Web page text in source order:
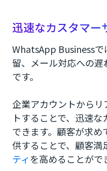
迅速なカスタマー
WhatsApp Business
留、メール対応への
です。
企業アカウントから
トすることで、迅速
できます。顧客が求
供することで、顧客満
ティを高めることがで